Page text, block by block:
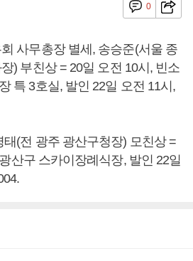
0
사무총장 별세, 송승준(서울 종
) 부친상 = 20일 오전 10시, 빈소
특 3호실, 발인 22일 오전 11시,
(전 광주 광산구청장) 모친상 =
산구 스카이장례식장, 발인 22일